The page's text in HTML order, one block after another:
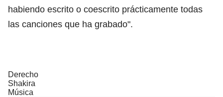
habiendo escrito o coescrito prácticamente todas
las canciones que ha grabado".
Derecho
Shakira
Música